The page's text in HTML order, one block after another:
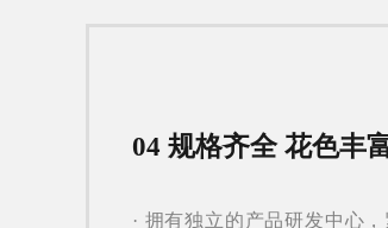
04 规格齐全 花色丰
· 拥有独立的产品研发中心